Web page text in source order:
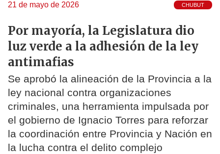
21 de mayo de 2026 CHUBUT
Por mayoría, la Legislatura dio
luz verde a la adhesión de la ley
antimafias
Se aprobó la alineación de la Provincia a la
ley nacional contra organizaciones
criminales, una herramienta impulsada por
el gobierno de Ignacio Torres para reforzar
la coordinación entre Provincia y Nación en
la lucha contra el delito complejo